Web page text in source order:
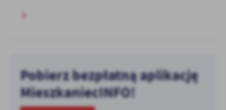
Pobierz bezpłatną aplikację
MieszkaniecINFO!